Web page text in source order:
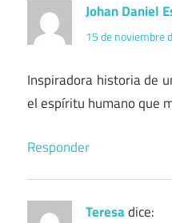
Johan Daniel
15 de noviembre
Inspiradora historia de
el espíritu humano que
Responder
Teresadice: